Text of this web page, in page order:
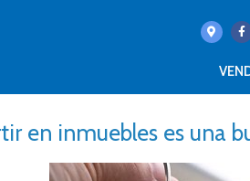
en inmuebles es una